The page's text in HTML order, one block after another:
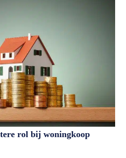
rol bij woningkoop